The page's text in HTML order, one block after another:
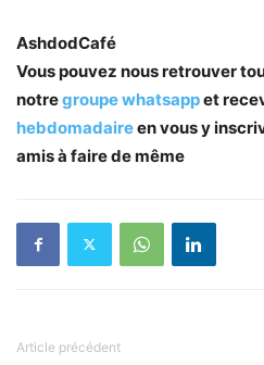
AshdodCafé
Vous pouvez nous retrouver
notregroupe whatsappet
hebdomadaireen vous y
amis à faire de même
Article précédent